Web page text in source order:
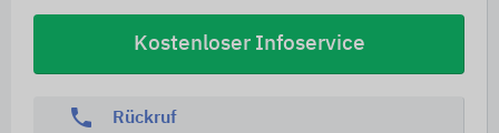
Kostenloser Infoservice
phone Rückruf